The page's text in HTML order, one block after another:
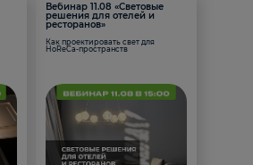
Вебинар 11.08 «Световые
решения для отелей и
ресторанов»
Как проектировать свет для
HoReCa-пространств